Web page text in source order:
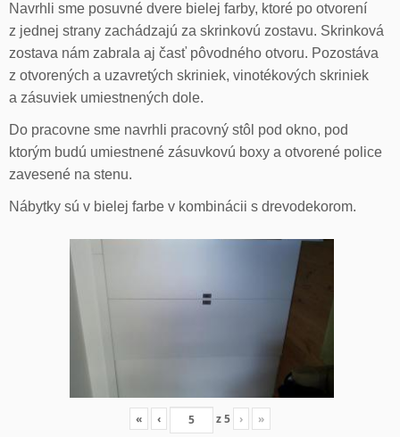
Navrhli sme posuvné dvere bielej farby, ktoré po otvorení
z jednej strany zachádzajú za skrinkovú zostavu. Skrinková
zostava nám zabrala aj časť pôvodného otvoru. Pozostáva
z otvorených a uzavretých skriniek, vinotékových skriniek
a zásuviek umiestnených dole.
Do pracovne sme navrhli pracovný stôl pod okno, pod
ktorým budú umiestnené zásuvkovú boxy a otvorené police
zavesené na stenu.
Nábytky sú v bielej farbe v kombinácii s drevodekorom.
« ‹ z5 › »